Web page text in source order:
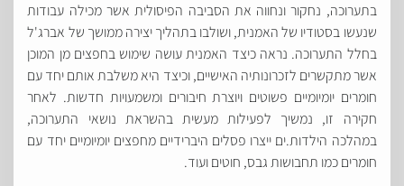
בתערוכה, נחקור ונחווה את הסביבה הפיסולית אשר מכילה עבודות
שנעשו בסטודיו של האמנית, ושולבו בתהליך יצירה ממושך של אברג'ל
בחלל התערוכה. נראה כיצד האמנית עושה שימוש בחפצים מן המוכן
אשר מתקשרים לזכרונותיה האישיים, וכיצד היא משלבת אותם יחד עם
חומרים יומיומיים פשוטים ויוצרת חיבורים ומשמעויות חדשות. לאחר
חקירה זו, נמשיך לפעילות מעשית בהשראת נושאי התערוכה,
במהלכה הילדות.ים ייצרו פסלים היברידיים מחפצים יומיומיים יחד עם
חומרים כמו תחבושות גבס, חוטים ועוד.